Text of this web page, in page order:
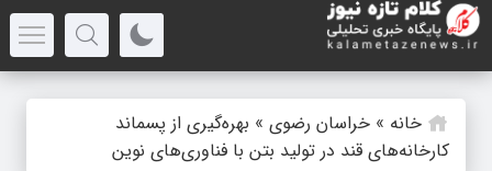
خانه » خراسان رضوی » بهره‌‌گیری از پسماند
کارخانه‌‌های قند در تولید بتن با فناوری‌های نوین